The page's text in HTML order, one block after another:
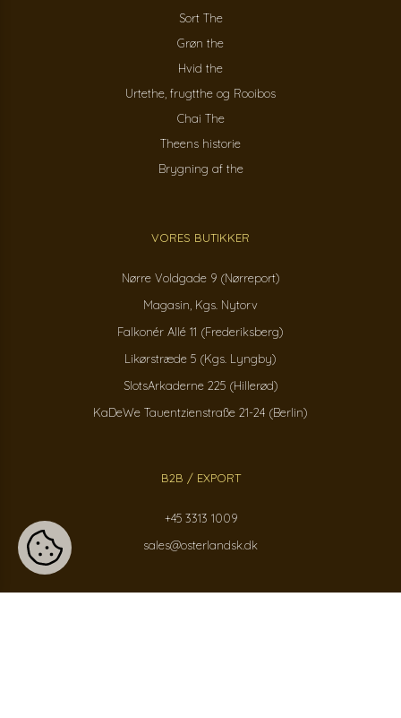
Sort The
Grøn the
Hvid the
Urtethe, frugtthe og Rooibos
Chai The
Theens historie
Brygning af the
VORES BUTIKKER
Nørre Voldgade 9 (Nørreport)
Magasin, Kgs. Nytorv
Falkonér Allé 11 (Frederiksberg)
Likørstræde 5 (Kgs. Lyngby)
SlotsArkaderne 225 (Hillerød)
KaDeWe Tauentzienstraße 21-24 (Berlin)
B2B / EXPORT
+45 3313 1009
sales@osterlandsk.dk